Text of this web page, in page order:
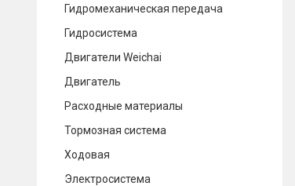
СЕРВИС
Гидромеханическая передача
Гидросистема
Двигатели Weichai
Двигатель
Расходные материалы
Тормозная система
Ходовая
Электросистема